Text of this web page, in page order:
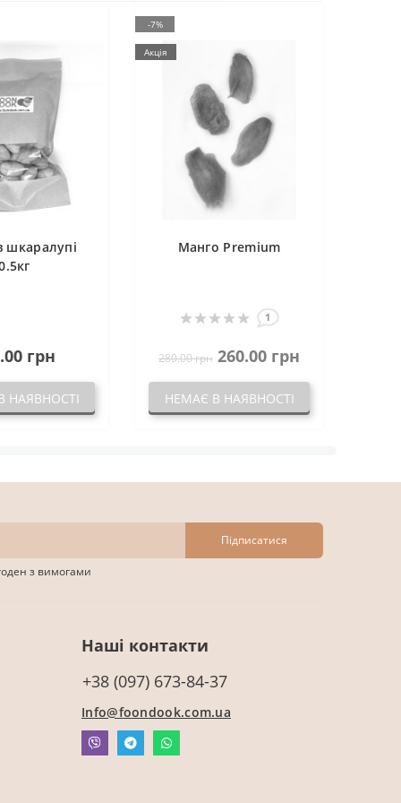
шкаралупі
грн
НАЯВНОСТІ
-7%
Акція
Манго Premium
1
280.00 грн 260.00 грн
НЕМАЄ В НАЯВНОСТІ
Підписатися
з вимогами
Наші контакти
+38 (097) 673-84-37
Info@foondook.com.ua